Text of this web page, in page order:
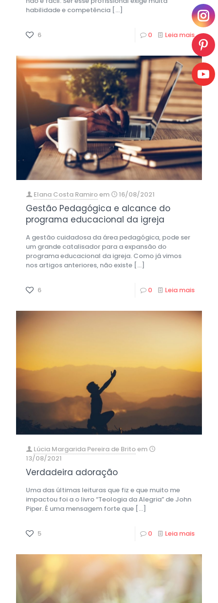
habilidade e competência […]
6 0 Leia mais
Elana Costa Ramiroem 16/08/2021
Gestão Pedagógica e alcance do
programa educacional da igreja
A gestão cuidadosa da área pedagógica, pode ser
um grande catalisador para a expansão do
programa educacional da igreja. Como já vimos
nos artigos anteriores, não existe […]
6 0 Leia mais
Lúcia Margarida Pereira de Britoem
13/08/2021
Verdadeira adoração
Uma das últimas leituras que fiz e que muito me
impactou foi a o livro “Teologia da Alegria” de John
Piper. É uma mensagem forte que […]
5 0 Leia mais